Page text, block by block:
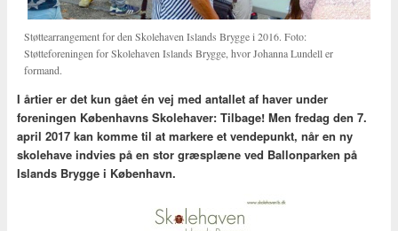
Støttearrangement for den Skolehaven Islands Brygge i 2016. Foto:
Støtteforeningen for Skolehaven Islands Brygge, hvor Johanna Lundell er
formand.
I årtier er det kun gået én vej med antallet af haver under
foreningen Københavns Skolehaver: Tilbage! Men fredag den 7.
april 2017 kan komme til at markere et vendepunkt, når en ny
skolehave indvies på en stor græsplæne ved Ballonparken på
Islands Brygge i København.